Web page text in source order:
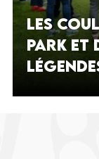
Les
Park et